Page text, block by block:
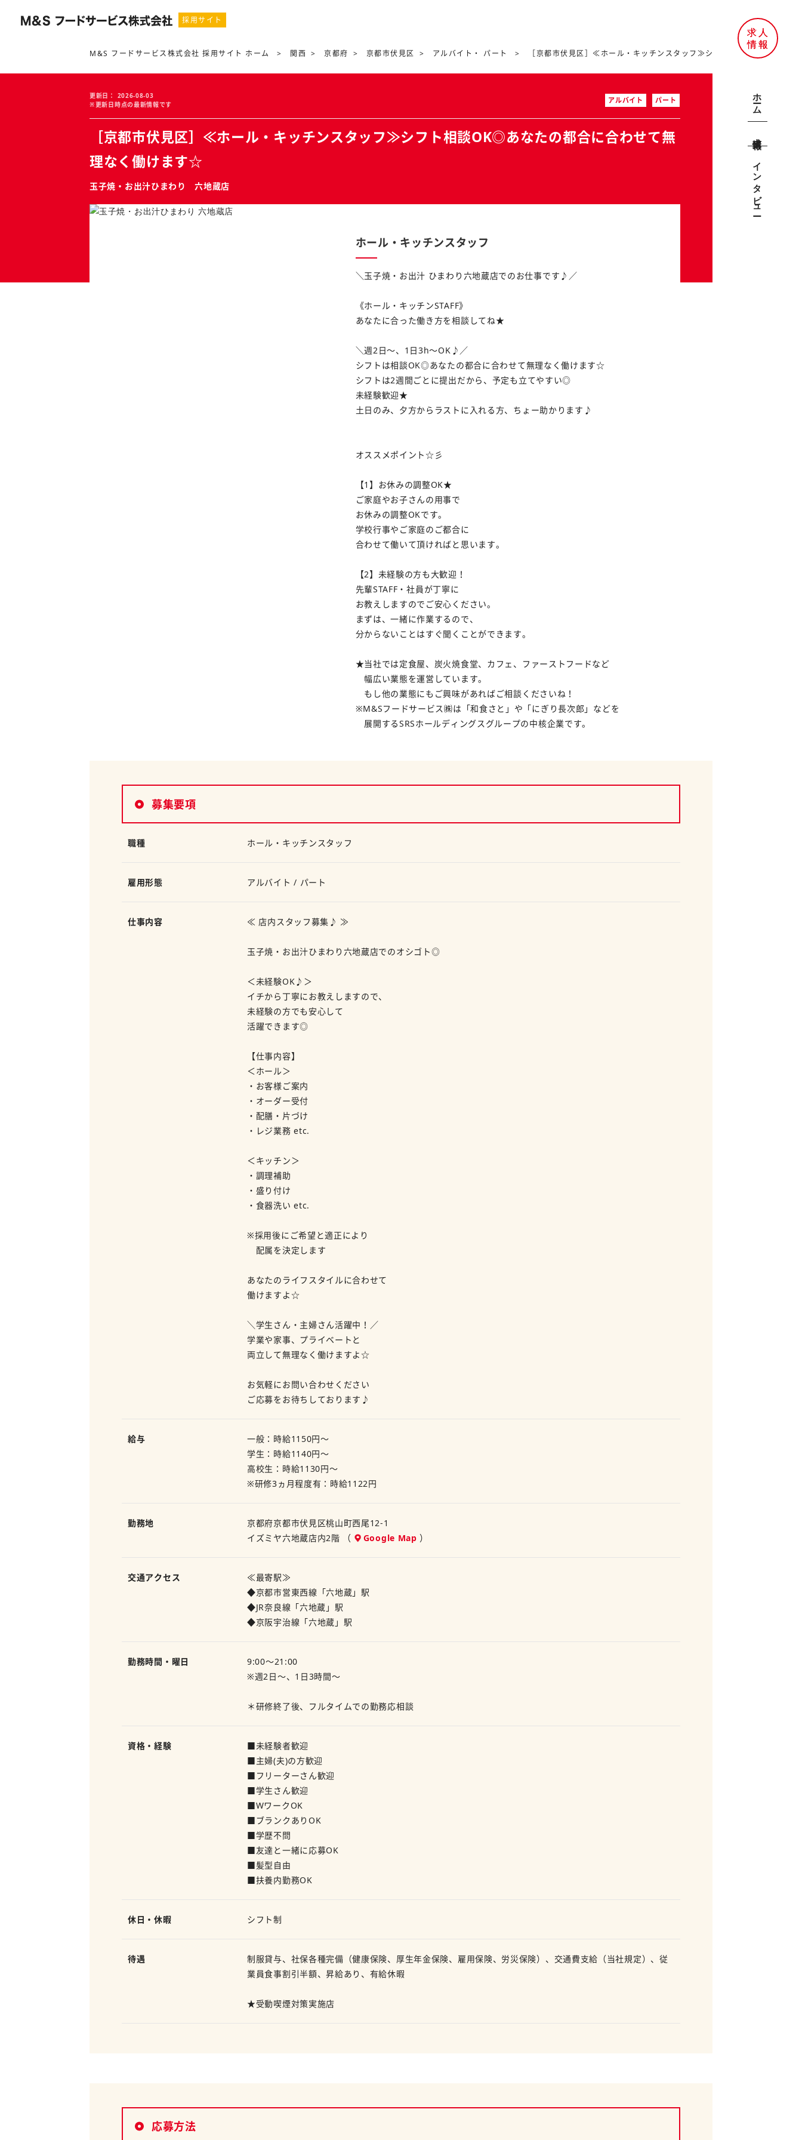
採用サイト
ホーム
インタビュー
M&S フードサービス株式会社 採用サイト ホーム 関西 京都府 京都市伏見区 アルバイト・ パート ［京都市伏見区］≪ホール・キッチンスタッフ≫シフト相談OK◎あなた
更新日
2026-08-03
※更新日時点の最新情報です
アルバイト パート
［京都市伏見区］≪ホール・キッチンスタッフ≫シフト相談OK◎あなたの都合に合わせて無
理なく働けます☆
玉子焼・お出汁ひまわり 六地蔵店
ホール・キッチンスタッフ
＼玉子焼・お出汁 ひまわり六地蔵店でのお仕事です♪／
《ホール・キッチンSTAFF》
あなたに合った働き方を相談してね★
＼週2日～、1日3h～OK♪／
シフトは相談OK◎あなたの都合に合わせて無理なく働けます☆
シフトは2週間ごとに提出だから、予定も立てやすい◎
未経験歓迎★
土日のみ、夕方からラストに入れる方、ちょー助かります♪
オススメポイント☆彡
【1】お休みの調整OK★
ご家庭やお子さんの用事で
お休みの調整OKです。
学校行事やご家庭のご都合に
合わせて働いて頂ければと思います。
【2】未経験の方も大歓迎！
先輩STAFF・社員が丁寧に
お教えしますのでご安心ください。
まずは、一緒に作業するので、
分からないことはすぐ聞くことができます。
★当社では定食屋、炭火焼食堂、カフェ、ファーストフードなど
幅広い業態を運営しています。
もし他の業態にもご興味があればご相談くださいね！
※M&Sフードサービス㈱は「和食さと」や「にぎり長次郎」などを
展開するSRSホールディングスグループの中核企業です。
募集要項
職種 ホール・キッチンスタッフ
雇用形態 アルバイト / パート
仕事内容 ≪ 店内スタッフ募集♪ ≫
玉子焼・お出汁ひまわり六地蔵店でのオシゴト◎
＜未経験OK♪＞
イチから丁寧にお教えしますので、
未経験の方でも安心して
活躍できます◎
【仕事内容】
＜ホール＞
・お客様ご案内
・オーダー受付
・配膳・片づけ
・レジ業務 etc.
＜キッチン＞
・調理補助
・盛り付け
・食器洗い etc.
※採用後にご希望と適正により
配属を決定します
あなたのライフスタイルに合わせて
働けますよ☆
＼学生さん・主婦さん活躍中！／
学業や家事、プライベートと
両立して無理なく働けますよ☆
お気軽にお問い合わせください
ご応募をお待ちしております♪
給与
一般：時給1150円～
学生：時給1140円～
高校生：時給1130円～
※研修3ヵ月程度有：時給1122円
勤務地
京都府京都市伏見区桃山町西尾12-1
イズミヤ六地蔵店内2階 （
Google Map ）
交通アクセス
≪最寄駅≫
◆京都市営東西線「六地蔵」駅
◆JR奈良線「六地蔵」駅
◆京阪宇治線「六地蔵」駅
勤務時間・曜日
9:00～21:00
※週2日～、1日3時間～
＊研修終了後、フルタイムでの勤務応相談
資格・経験
■未経験者歓迎
■主婦(夫)の方歓迎
■フリーターさん歓迎
■学生さん歓迎
■WワークOK
■ブランクありOK
■学歴不問
■友達と一緒に応募OK
■髪型自由
■扶養内勤務OK
休日・休暇 シフト制
待遇
制服貸与、社保各種完備（健康保険、厚生年金保険、雇用保険、労災保険）、交通費支給（当社規定）、従
業員食事割引半額、昇給あり、有給休暇
★受動喫煙対策実施店
応募方法